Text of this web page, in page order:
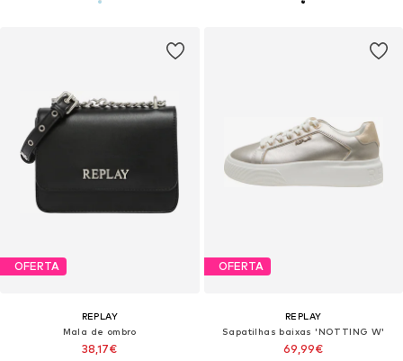
OFERTA
REPLAY
Mala de ombro
38,17€
OFERTA
REPLAY
Sapatilhas baixas 'NOTTING W'
69,99€